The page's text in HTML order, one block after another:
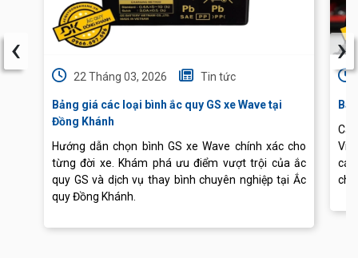
22 Tháng 03, 2026 Tin tức
Bảng giá các loại bình ắc quy GS xe Wave tại
Đồng Khánh
Hướng dẫn chọn bình GS xe Wave chính xác cho
từng đời xe. Khám phá ưu điểm vượt trội của ắc
quy GS và dịch vụ thay bình chuyên nghiệp tại Ắc
quy Đồng Khánh.
‹ ›